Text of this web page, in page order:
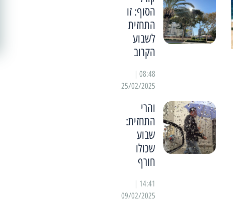
הסוף: זו
התחזית
לשבוע
הקרוב
25/02/2025
והרי
התחזית:
שבוע
שכולו
חורף
09/02/2025